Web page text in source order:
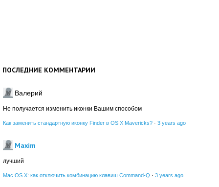
ПОСЛЕДНИЕ КОММЕНТАРИИ
Валерий
Не получается изменить иконки Вашим способом
Как заменить стандартную иконку Finder в OS X Mavericks? · 3 years ago
Maxim
лучший
Mac OS X: как отключить комбинацию клавиш Command-Q · 3 years ago